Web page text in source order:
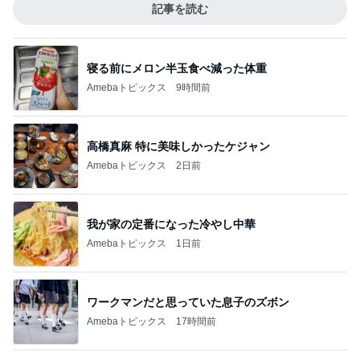
記事を読む
寝る前にメロン半玉食べ減った体重
Amebaトピックス 9時間前
高橋真麻 特に美味しかったケジャン
Amebaトピックス 2日前
我が家の定番になった冷やし中華
Amebaトピックス 1日前
ワークマンだと思っていた息子のズボン
Amebaトピックス 17時間前